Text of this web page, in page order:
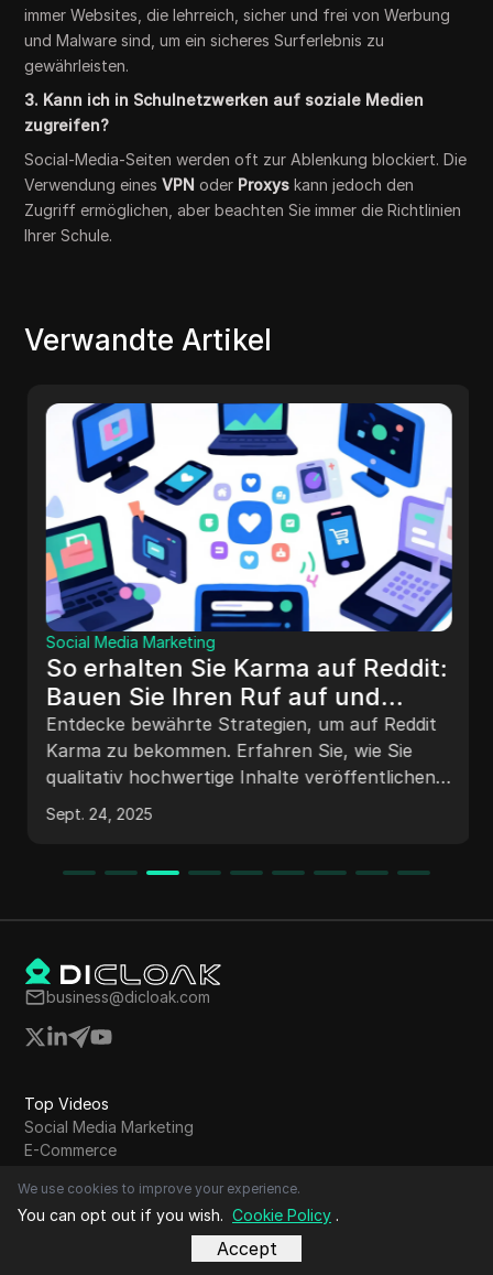
immer Websites, die lehrreich, sicher und frei von Werbung
und Malware sind, um ein sicheres Surferlebnis zu
gewährleisten.
3. Kann ich in Schulnetzwerken auf soziale Medien
zugreifen?
Social-Media-Seiten werden oft zur Ablenkung blockiert. Die
Verwendung einesVPN oder Proxys kann jedoch den
Zugriff ermöglichen, aber beachten Sie immer die Richtlinien
Ihrer Schule.
Verwandte Artikel
Social Media Marketing
So erhalten Sie Karma auf Reddit:
Bauen Sie Ihren Ruf auf und
steigern Sie das Engagement
Entdecke bewährte Strategien, um auf Reddit
Karma zu bekommen. Erfahren Sie, wie Sie
qualitativ hochwertige Inhalte veröffentlichen,
mit der Community interagieren, Ablehnungen
vermeiden und schnell Ihre Reputation
Sept. 24, 2025
business@dicloak.com
Top Videos
Social Media Marketing
E-Commerce
Kryptowährung
Airdrop Farming
We use cookies to improve your experience.
You can opt out if you wish. Cookie Policy .
Accept